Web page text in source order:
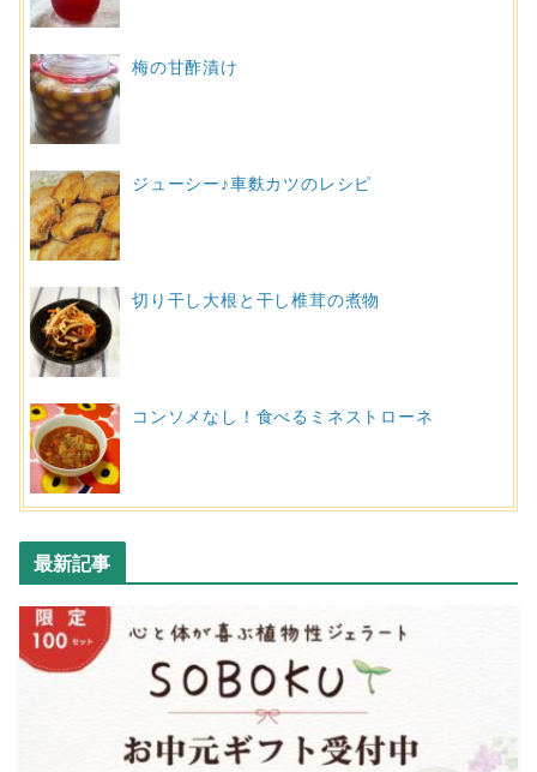
梅の甘酢漬け
ジューシー♪車麩カツのレシピ
切り干し大根と干し椎茸の煮物
コンソメなし！食べるミネストローネ
最新記事